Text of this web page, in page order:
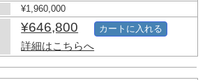
¥1,960,000
¥646,800
詳細はこちらへ
カートに入れる